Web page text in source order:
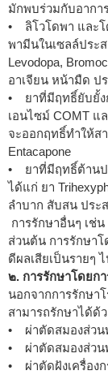
มักพบร่วมกับอากา
• ลิโวโดพา และโ
พามีนในเซลล์ประ
Levodopa,
อาเจียน หน้ามืด ป
• ยาที่มีฤทธิ์ยับยั้ง
เอนไซม์ COMT แ
จะออกฤทธิ์ทำให้ส
Entacapone
• ยาที่มีฤทธิ์ต้านป
ได้แก่ ยา
ลำบาก สับสน ประ
การรักษาอื่นๆ เช่น
ส่วนต้น การรักษา
ดีผลเสียเป็นรายๆ
๒. การรักษาโดยก
นอกจากการรักษา
สามารถรักษาได้ด้
• ผ่าตัดสมองส่วน
• ผ่าตัดสมองส่วน
• ผ่าตัดฝังเครื่องก